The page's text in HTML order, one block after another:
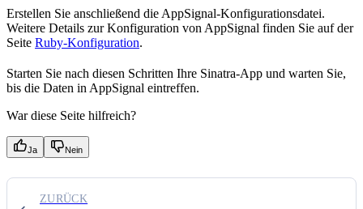
Erstellen Sie anschließend die AppSignal-Konfigurationsdatei.
Weitere Details zur Konfiguration von AppSignal finden Sie auf der
Seite Ruby-Konfiguration.
Starten Sie nach diesen Schritten Ihre Sinatra-App und warten Sie,
bis die Daten in AppSignal eintreffen.
War diese Seite hilfreich?
Ja Nein
ZURÜCK